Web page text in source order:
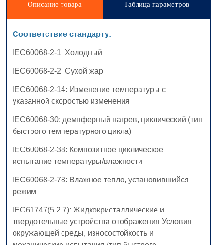
Описание товара Таблица параметров